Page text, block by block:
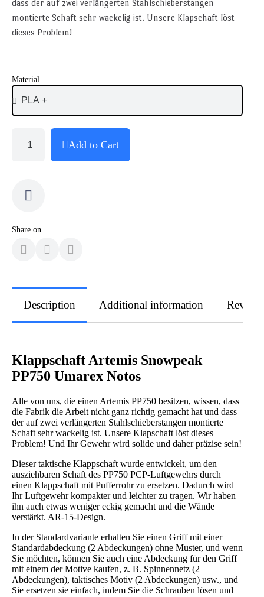
dass der auf zwei verlängerten Stahlschieberstangen
montierte Schaft sehr wackelig ist. Unsere Klapschaft löst
dieses Problem!
Material
Add to Cart
Share on
Description Additional information
Klappschaft Artemis Snowpeak
PP750 Umarex Notos
Alle von uns, die einen Artemis PP750 besitzen, wissen, dass
die Fabrik die Arbeit nicht ganz richtig gemacht hat und dass
der auf zwei verlängerten Stahlschieberstangen montierte
Schaft sehr wackelig ist. Unsere Klapschaft löst dieses
Problem! Und Ihr Gewehr wird solide und daher präzise sein!
Dieser taktische Klappschaft wurde entwickelt, um den
ausziehbaren Schaft des PP750 PCP-Luftgewehrs durch
einen Klappschaft mit Pufferrohr zu ersetzen. Dadurch wird
Ihr Luftgewehr kompakter und leichter zu tragen. Wir haben
ihn auch etwas weniger eckig gemacht und die Wände
verstärkt. AR-15-Design.
In der Standardvariante erhalten Sie einen Griff mit einer
Standardabdeckung (2 Abdeckungen) ohne Muster, und wenn
Sie möchten, können Sie auch eine Abdeckung für den Griff
mit einem der Motive kaufen, z. B. Spinnennetz (2
Abdeckungen), taktisches Motiv (2 Abdeckungen) usw., und
Sie ersetzen sie einfach, indem Sie die Schrauben lösen und